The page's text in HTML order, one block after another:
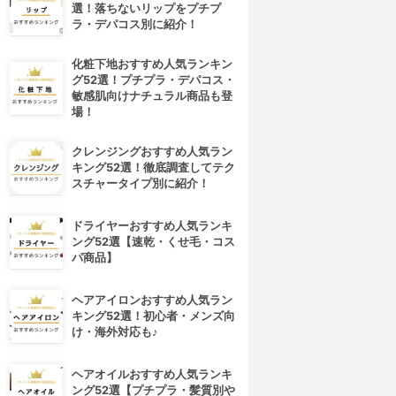
選！落ちないリップをプチプ
ラ・デパコス別に紹介！
化粧下地おすすめ人気ランキン
グ52選！プチプラ・デパコス・
敏感肌向けナチュラル商品も登
場！
クレンジングおすすめ人気ラン
キング52選！徹底調査してテク
スチャータイプ別に紹介！
ドライヤーおすすめ人気ランキ
ング52選【速乾・くせ毛・コス
パ商品】
ヘアアイロンおすすめ人気ラン
キング52選！初心者・メンズ向
け・海外対応も♪
ヘアオイルおすすめ人気ランキ
ング52選【プチプラ・髪質別や